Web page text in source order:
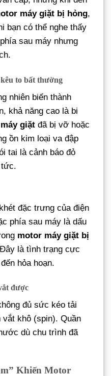
máy giặt bị hỏng,
bạn có thể nghe thấy
sau máy nhưng
to bất thường
nhiên biến thành
khả năng cao là bi
giặt đã bị vỡ hoặc
ồn kim loại va đập
tai là cảnh báo đỏ
tức.
đặc trưng của điện
phía sau máy là dấu
motor máy giặt bị
là tình trạng cực
hỏa hoạn.
được
đủ sức kéo tải
khô (spin). Quần
dù chu trình đã
Khiến Motor